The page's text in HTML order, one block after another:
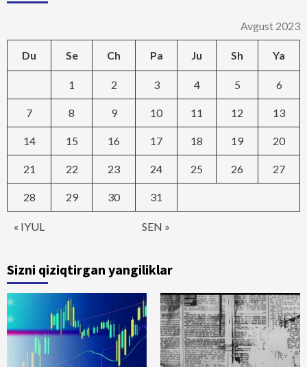
Avgust 2023
Du Se Ch Pa Ju Sh Ya
« IYUL SEN »
1 2 3 4 5 6
7 8 9 10 11 12 13
14 15 16 17 18 19 20
21 22 23 24 25 26 27
28 29 30 31
Sizni qiziqtirgan yangiliklar